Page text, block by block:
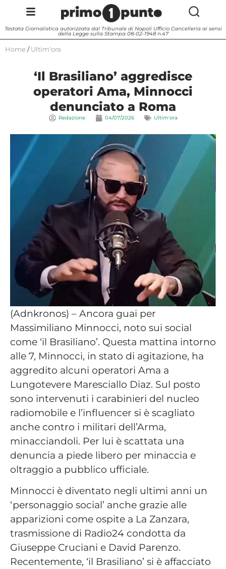
Testata Giornalistica autorizzata dal Tribunale di Napoli Ufficio Cancelleria ai sensi
della Legge sulla Stampa 08-02-1948 n.47
Home / Ultim'ora
‘Il Brasiliano’ aggredisce
operatori Ama, Minnocci
denunciato a Roma
Redazione 04/07/2026 Ultim'ora
(Adnkronos) – Ancora guai per
Massimiliano Minnocci, noto sui social
come ‘il Brasiliano’. Questa mattina intorno
alle 7, Minnocci, in stato di agitazione, ha
aggredito alcuni operatori Ama a
Lungotevere Maresciallo Diaz. Sul posto
sono intervenuti i carabinieri del nucleo
radiomobile e l’influencer si è scagliato
anche contro i militari dell’Arma,
minacciandoli. Per lui è scattata una
denuncia a piede libero per minaccia e
oltraggio a pubblico ufficiale.
Minnocci è diventato negli ultimi anni un
‘personaggio social’ anche grazie alle
apparizioni come ospite a La Zanzara,
trasmissione di Radio24 condotta da
Giuseppe Cruciani e David Parenzo.
Recentemente, ‘il Brasiliano’ si è affacciato